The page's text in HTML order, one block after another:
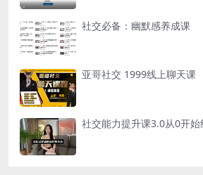
社交必备：幽默感养成课
亚哥社交 1999线上聊天课
社交能力提升课3.0从0开